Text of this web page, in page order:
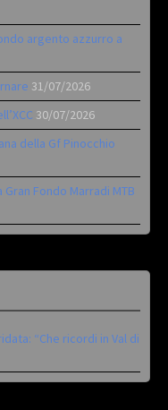
argento azzurro a
31/07/2026
30/07/2026
della Gf Pinocchio
Fondo Marradi MTB
“Che ricordi in Val di